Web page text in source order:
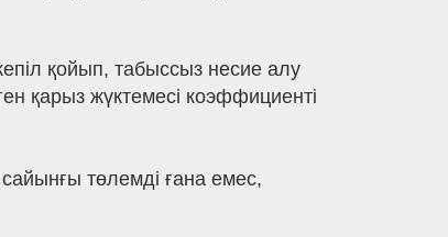
қойып, табыссыз несие алу
қарыз жүктемесі коэффициенті
төлемді ғана емес,